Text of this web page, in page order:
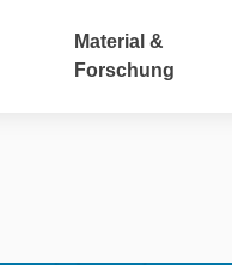
Material &
Forschung